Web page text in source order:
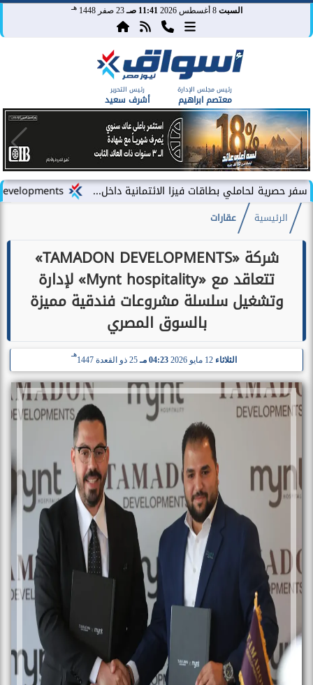
السبت 8 أغسطس 2026 11:41 صـ 23 صفر 1448 هـ
رئيس مجلس الإدارة
معتصم ابراهيم
رئيس التحرير
أشرف سعيد
LARZ Developments تطلق رؤيتها الجديدة لتقديم مفهوم متكامل للتطوير العقاري في مصر بطاقات فيزا الائتمانية داخل...
الرئيسية عقارات
شركة «TAMADON DEVELOPMENTS»
تتعاقد مع «Mynt hospitality» لإدارة
وتشغيل سلسلة مشروعات فندقية مميزة
بالسوق المصري
الثلاثاء 12 مايو 2026 04:23 مـ 25 ذو القعدة 1447
هـ